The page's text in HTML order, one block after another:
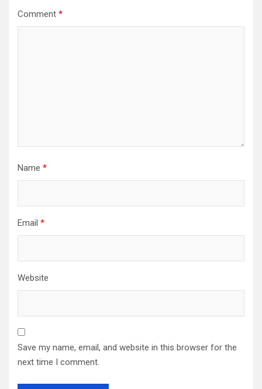
Comment *
Name *
Email *
Website
Save my name, email, and website in this browser for the
next time I comment.